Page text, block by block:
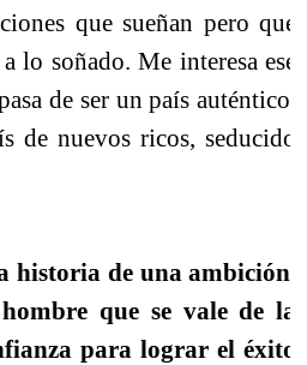
que sueñan pero que
lo soñado. Me interesa ese
de ser un país auténtico,
de nuevos ricos, seducido
historia de una ambición,
que se vale de la
para lograr el éxito